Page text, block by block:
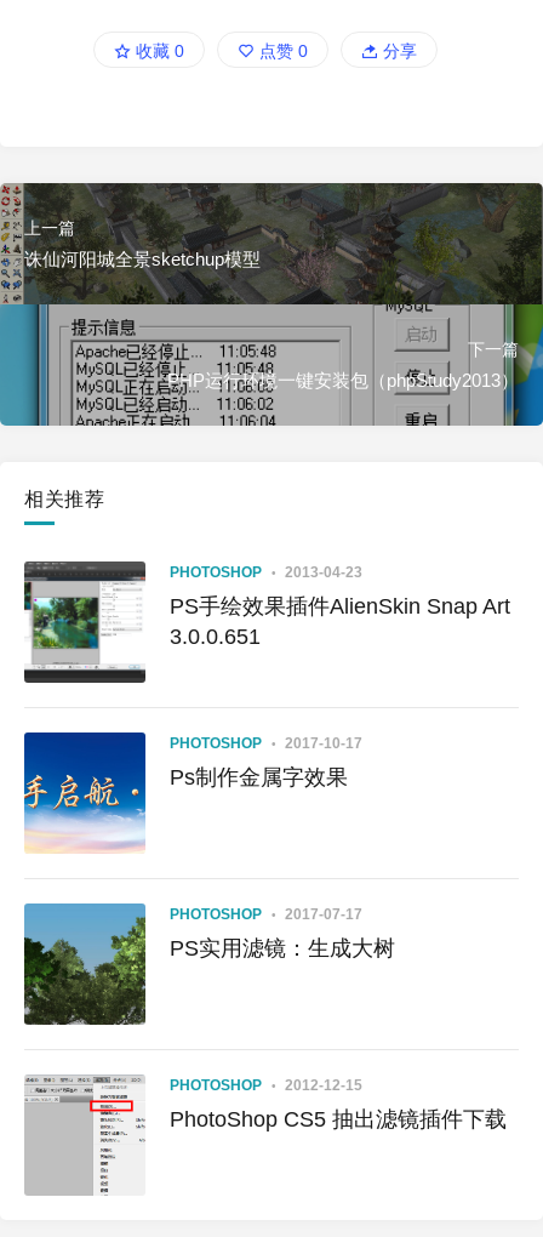
收藏 0 点赞 0 分享
上一篇
诛仙河阳城全景sketchup模型
下一篇
PHP运行环境一键安装包（phpStudy2013）
相关推荐
PHOTOSHOP 2013-04-23
PS手绘效果插件AlienSkin Snap Art
3.0.0.651
PHOTOSHOP 2017-10-17
Ps制作金属字效果
PHOTOSHOP 2017-07-17
PS实用滤镜：生成大树
PHOTOSHOP 2012-12-15
PhotoShop CS5 抽出滤镜插件下载